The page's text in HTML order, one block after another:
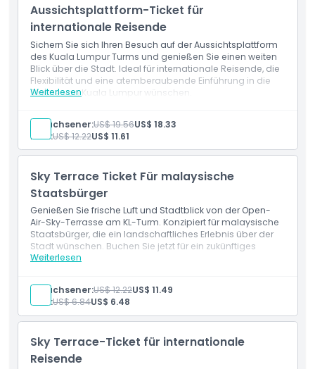
Ausschlüsse
Nicht geeignet für
Dinge, die Sie wissen sollten
Ort
Wie man dorthin gelangt
Stornierungsbedingungen
Aussichtsplattform-Ticket für
internationale Reisende
Sichern Sie sich Ihren Besuch auf der Aussichtsplattform
des Kuala Lumpur Turms und genießen Sie einen weiten
Blick über die Stadt. Ideal für internationale Reisende, die
Flexibilität und eine atemberaubende Einführung in die
Skyline von Kuala Lumpur wünschen.
Weiterlesen
Erwachsener:US$ 19.56US$ 18.33
Kind:US$ 12.22US$ 11.61
Sky Terrace Ticket Für malaysische
Staatsbürger
Genießen Sie frische Luft und Stadtblick von der Open-
Air-Sky-Terrasse am KL-Turm. Konzipiert für malaysische
Staatsbürger, die ein landschaftliches Erlebnis über der
Stadt wünschen. Buchen Sie jetzt für ein zukünftiges
Datum.
Weiterlesen
Erwachsener:US$ 12.22US$ 11.49
Kind:US$ 6.84US$ 6.48
Sky Terrace-Ticket für internationale
Reisende